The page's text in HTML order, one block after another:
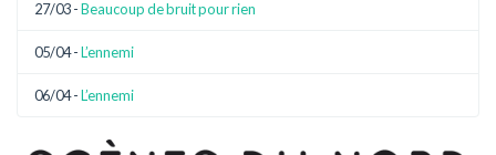
27/03 -Beaucoup de bruit pour rien
05/04 -L’ennemi
06/04 -L’ennemi